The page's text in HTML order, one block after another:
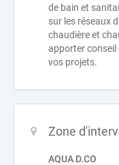
de bain et
sur les réseaux
chaudière et
apporter conseil
vos projets.
Zone
AQUA D.CO